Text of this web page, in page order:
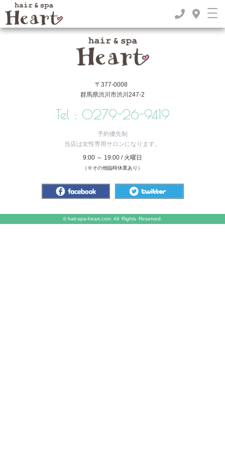
2025年 > 6月
〒377-0008
群馬県渋川市渋川247-2
Tel : 0279-26-9419
予約優先制
当店は女性専用サロンになります。
9:00 ～ 19:00 / 火曜日
（※その他臨時休業あり）
©hair-spa-heart.com All Rights Reserved.